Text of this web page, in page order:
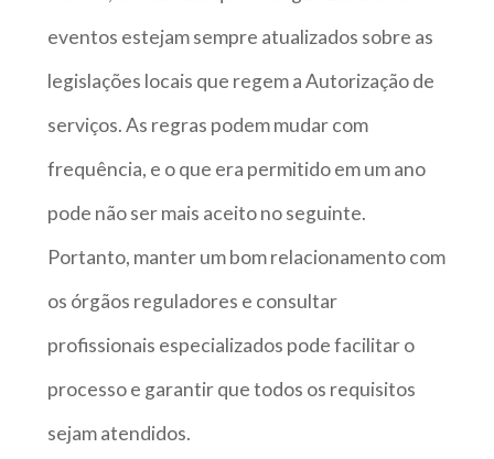
eventos estejam sempre atualizados sobre as
legislações locais que regem a Autorização de
serviços. As regras podem mudar com
frequência, e o que era permitido em um ano
pode não ser mais aceito no seguinte.
Portanto, manter um bom relacionamento com
os órgãos reguladores e consultar
profissionais especializados pode facilitar o
processo e garantir que todos os requisitos
sejam atendidos.